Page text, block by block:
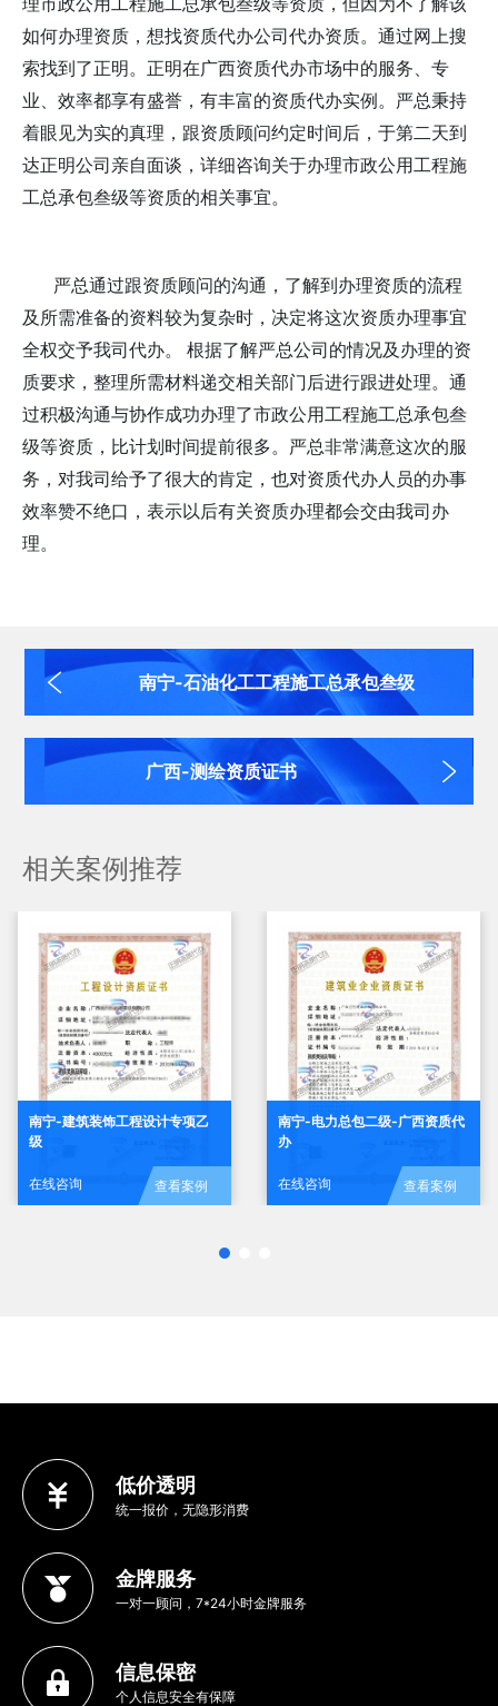
理市政公用工程施工总承包叁级等资质，但因为不了解该
如何办理资质，想找资质代办公司代办资质。通过网上搜
索找到了正明。正明在广西资质代办市场中的服务、专
业、效率都享有盛誉，有丰富的资质代办实例。 严总秉持
着眼见为实的真理，跟资质顾问约定时间后，于第二天到
达正明公司亲自面谈，详细咨询关于办理市政公用工程施
工总承包叁级等资质的相关事宜。
严总通过跟资质顾问的沟通，了解到办理资质的流程
及所需准备的资料较为复杂时，决定将这次资质办理事宜
全权交予我司代办。 根据了解严总公司的情况及办理的资
质要求，整理所需材料递交相关部门后进行跟进处理。通
过积极沟通与协作成功办理了市政公用工程施工总承包叁
级等资质，比计划时间提前很多。 严总非常满意这次的服
务，对我司给予了很大的肯定，也对资质代办人员的办事
效率赞不绝口，表示以后有关资质办理都会交由我司办
理。
南宁-石油化工工程施工总承包叁级
广西-测绘资质证书
相关案例推荐
南宁-建筑装饰工程设计专项乙
级
在线咨询 查看案例
南宁-电力总包二级-广西资质代
办
在线咨询 查看案例
低价透明
统一报价，无隐形消费
金牌服务
一对一顾问，7*24小时金牌服务
信息保密
个人信息安全有保障